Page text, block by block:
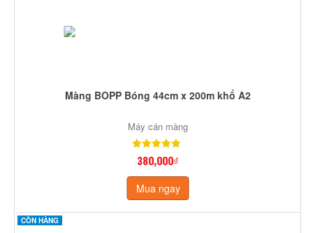
Màng BOPP Bóng 44cm x 200m khổ A2
Máy cán màng
380,000₫
Mua ngay
CÒN HÀNG